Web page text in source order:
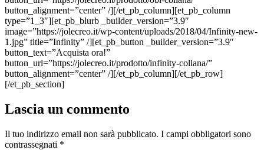
button_alignment=”center” /][/et_pb_column][et_pb_column
type=”1_3″][et_pb_blurb _builder_version=”3.9″
image=”https://jolecreo.it/wp-content/uploads/2018/04/Infinity-new-
1.jpg” title=”Infinity” /][et_pb_button _builder_version=”3.9″
button_text=”Acquista ora!”
button_url=”https://jolecreo.it/prodotto/infinity-collana/”
button_alignment=”center” /][/et_pb_column][/et_pb_row]
[/et_pb_section]
Lascia un commento
Il tuo indirizzo email non sarà pubblicato. I campi obbligatori sono
contrassegnati *